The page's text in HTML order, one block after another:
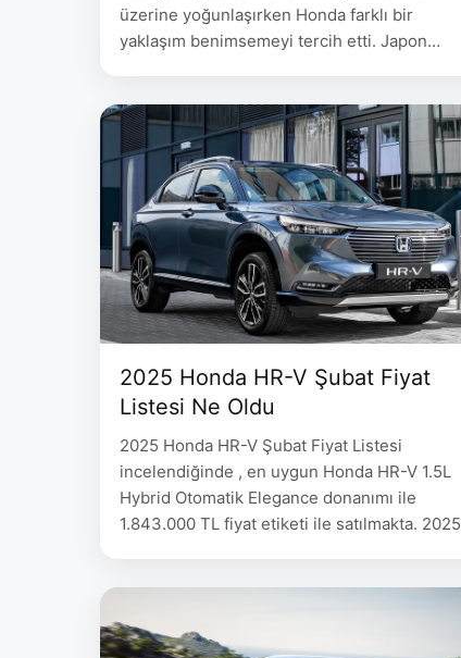
üzerine yoğunlaşırken Honda farklı bir
yaklaşım benimsemeyi tercih etti. Japon
2025 Honda HR-V Şubat Fiyat
Listesi Ne Oldu
2025 Honda HR-V Şubat Fiyat Listesi
incelendiğinde , en uygun Honda HR-V 1.5L
Hybrid Otomatik Elegance donanımı ile
1.843.000 TL fiyat etiketi ile satılmakta. 2025
1.963.000 1.5L e:HEV Hybrid Otomatik Style+